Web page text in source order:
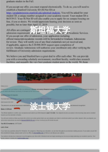
斯坦福大学
波士顿大学